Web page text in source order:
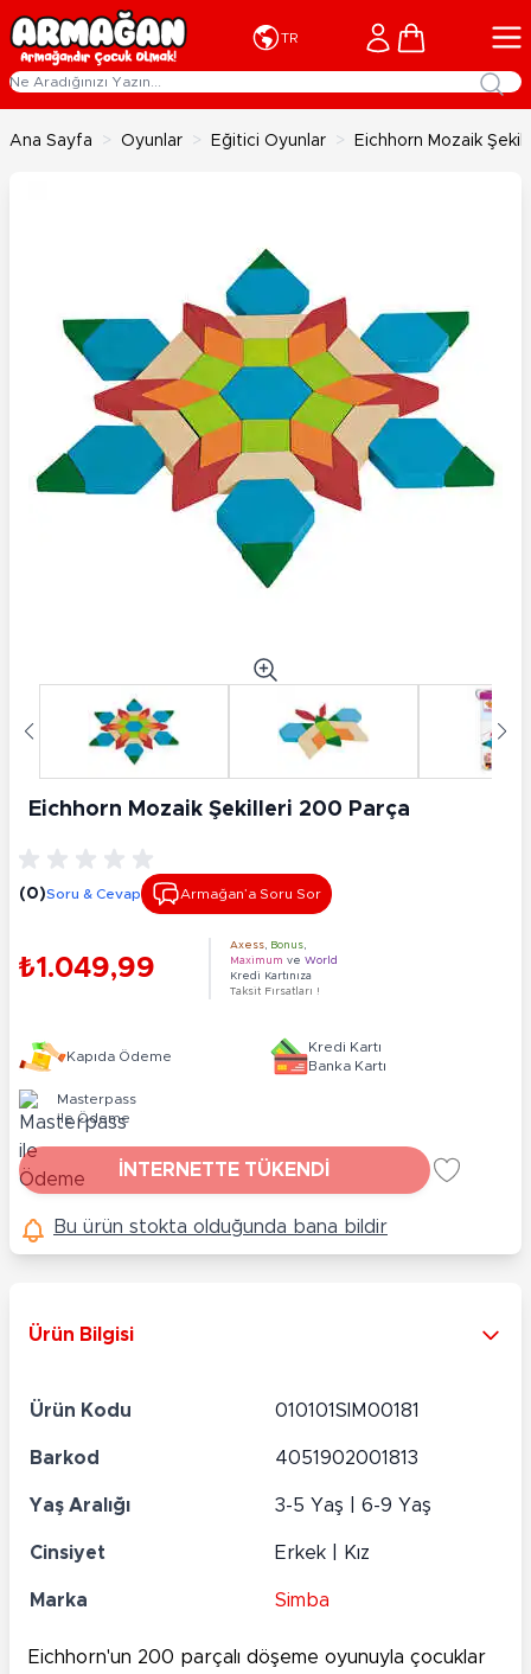
İçeriğe geç
TR Cart
Ana Sayfa > Oyunlar > Eğitici Oyunlar > Eichhorn Mozaik
Eichhorn Mozaik Şekilleri 200 Parça
(0)Soru & Cevap Armağan’a Soru Sor
₺1.049,99
Axess Bonus
Maximum ve World
Kredi Kartınıza
Taksit Fırsatları !
Kapıda Ödeme
Kredi Kartı
Banka Kartı
Masterpass
ile Ödeme
İNTERNETTE TÜKENDİ
Bu ürün stokta olduğunda bana bildir
Ürün Bilgisi
Ürün Kodu 010101SIM00181
Barkod 4051902001813
Yaş Aralığı 3-5 Yaş | 6-9 Yaş
Cinsiyet Erkek | Kız
Marka Simba
Eichhorn'un 200 parçalı döşeme oyunuyla çocuklar